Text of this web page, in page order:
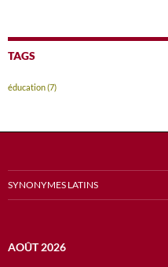
TAGS
éducation(7)
SYNONYMES LATINS
AOÛT 2026